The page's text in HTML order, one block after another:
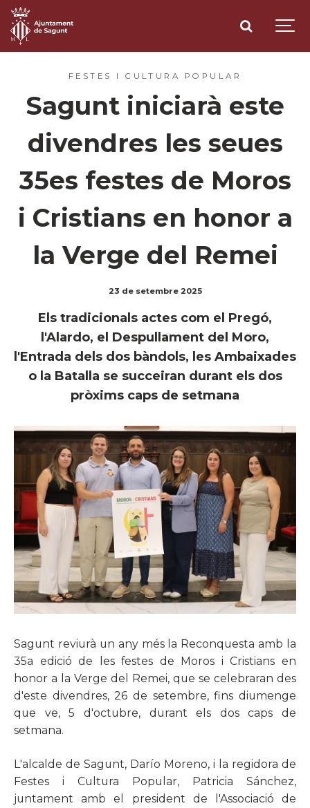
FESTES I CULTURA POPULAR
Sagunt iniciarà este
divendres les seues
35es festes de Moros
i Cristians en honor a
la Verge del Remei
23 de setembre 2025
Els tradicionals actes com el Pregó,
l'Alardo, el Despullament del Moro,
l'Entrada dels dos bàndols, les Ambaixades
o la Batalla se succeiran durant els dos
pròxims caps de setmana
Sagunt reviurà un any més la Reconquesta amb la
35a edició de les festes de Moros i Cristians en
honor a la Verge del Remei, que se celebraran des
d'este divendres, 26 de setembre, fins diumenge
que ve, 5 d'octubre, durant els dos caps de
setmana.
L'alcalde de Sagunt, Darío Moreno, i la regidora de
Festes i Cultura Popular, Patricia Sánchez,
juntament amb el president de l'Associació de